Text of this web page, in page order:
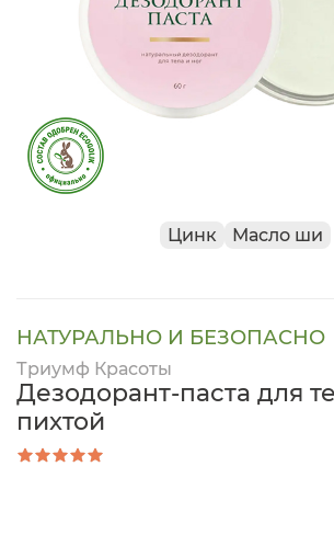
Цинк Масло ши
НАТУРАЛЬНО И БЕЗОПАСНО
Триумф Красоты
Дезодорант-паста для
пихтой